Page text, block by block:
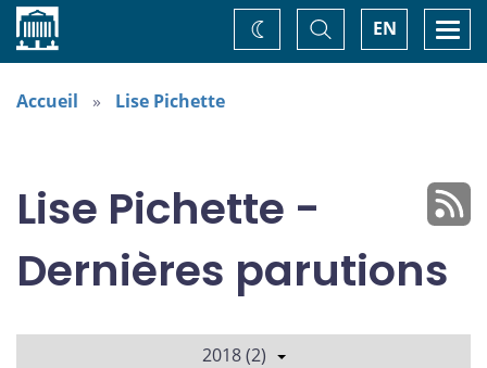
Accueil EN
Basculer
la
recherche
Changez
de
Accueil Lise Pichette
Lise Pichette -
Dernières parutions
2018 (2)